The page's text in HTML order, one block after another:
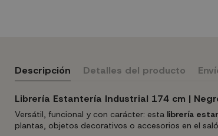
Descripción Detalles del producto
Librería Estantería Industrial 174 cm |
Versátil, funcional y con carácter: esta librería
plantas, objetos decorativos o accesorios en el